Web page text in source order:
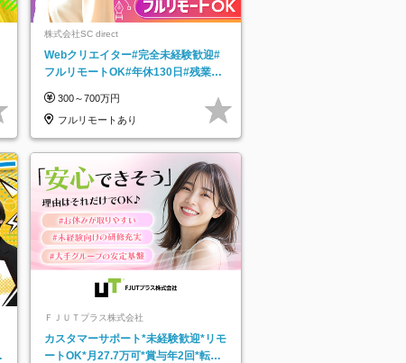
株式会社SC direct
Webクリエイター#完全未経験歓迎#
フルリモートOK#年休130日#残業月
300～700万円
フルリモートあり
ＦＪＵＴプラス株式会社
カスタマーサポート*未経験歓迎*リモ
ートOK*月27.7万可*賞与年2回*転勤